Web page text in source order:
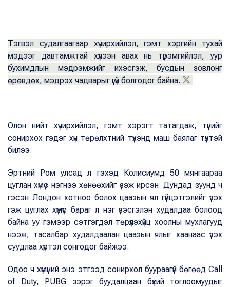
Тэгвэл судалгаагаар хүчирхийлэл, гэмт хэргийн тухай
мэдээг давтамжтай хүлээн авах нь түрэмгийлэл, уур
бухимдлын мэдрэмжийг ихэсгэж, бусдын зовлонг
өрөвдөх, мэдрэх чадварыг үгүй болгодог байна.
Олон нийт хүчирхийлэл, гэмт хэрэгт татагдаж, түүнийг
сонирхох гэдэг хүн төрөлхтний түүхэнд маш баялаг түүхтэй
билээ.
Эртний Ром улсад л гэхэд Колисиумд 50 мянгаараа
цуглан хүмүүс нэгнээ хөнөөхийг үзэж ирсэн. Дундад зуунд ч
гэсэн Лондон хотноо болох цаазын ял гүйцэтгэлийг үзэх
гэж цуглах хүмүүс бараг л нэг үзэсгэлэн худалдаа болоод
байна уу гэмээр сэтгэгдэл төрүүлэхүйц хоолны мухлагууд
нээж, тасалбар худалдаалан цаазын ялыг хаанаас үзэх
суудлаа хүртэл сонгодог байжээ.
Одоо ч хүмүний энэ этгээд сонирхол буураагүй бөгөөд Call
of Duty, PUBG зэрэг буудалцаан бүхий тоглоомуудыг